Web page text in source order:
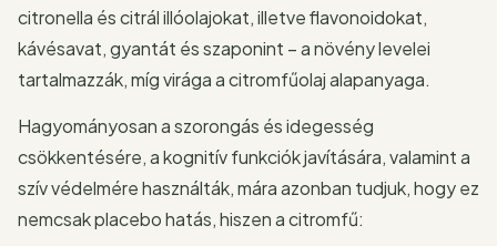
citronella és citrál illóolajokat, illetve flavonoidokat,
kávésavat, gyantát és szaponint – a növény levelei
tartalmazzák, míg virága a citromfűolaj alapanyaga.
Hagyományosan a szorongás és idegesség
csökkentésére, a kognitív funkciók javítására, valamint a
szív védelmére használták, mára azonban tudjuk, hogy ez
nemcsak placebo hatás, hiszen a citromfű: